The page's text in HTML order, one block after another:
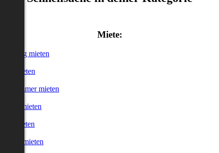
Miete:
mieten
mieten
Zimmer mieten
mieten
mieten